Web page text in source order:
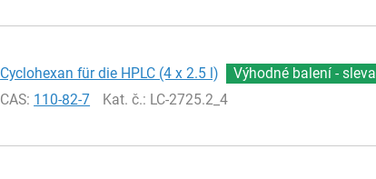
Cyclohexan für die HPLC (4 x 2.5 l) Výhodné balení - sleva
CAS: 110-82-7 Kat. č.: LC-2725.2_4